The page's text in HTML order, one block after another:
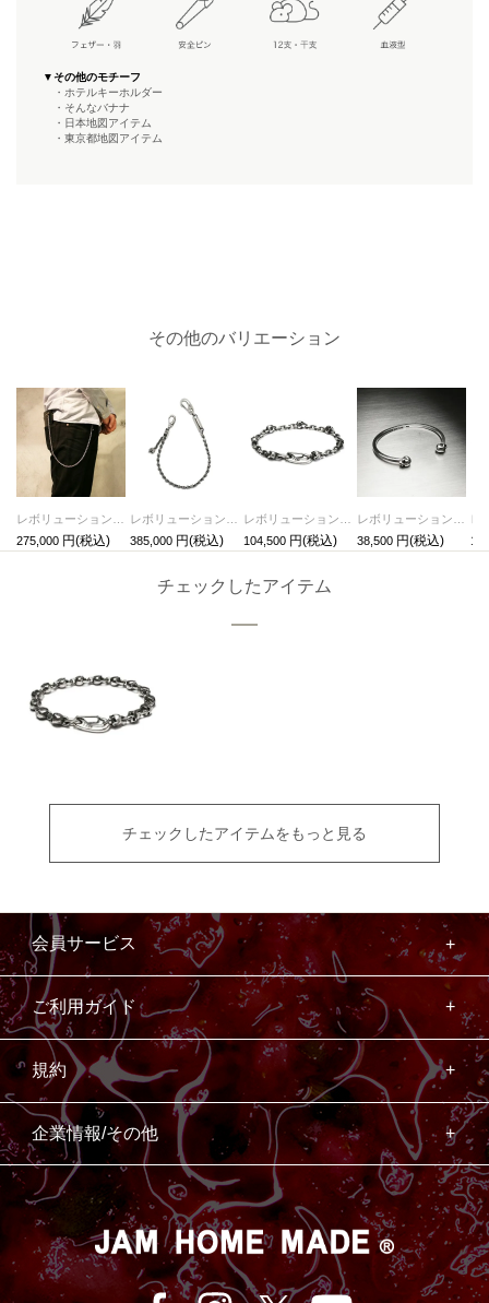
▼その他のモチーフ
・ホテルキーホルダー
・そんなバナナ
・日本地図アイテム
・東京都地図アイテム
その他のバリエーション
275,000
385,000
104,500
38,500
チェックしたアイテム
チェックしたアイテムをもっと見る
会員サービス
ご利用ガイド
規約
企業情報/その他